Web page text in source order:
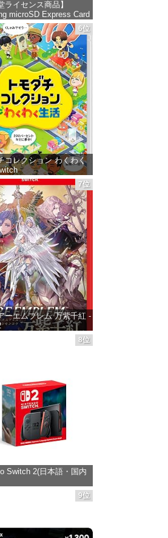
ライセンス商品】
microSD Express Card
Nintendo Switch 2(サ
イクロSDエクスプレス
【Amazon.co.jp
】Nintendo S
価格：¥9,980
6位
コレクション わくわく
価格：¥6,144
7位
ーエムブレム 万紫千紅 -
価格：¥8,979
8位
Switch 2(日本語・国内
価格：¥55,603
9位